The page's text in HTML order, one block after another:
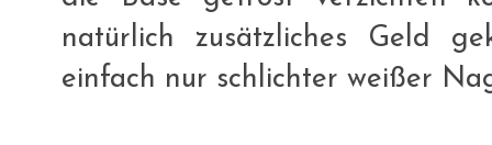
natürlich zusätzliches Geld
einfach nur schlichter weißer